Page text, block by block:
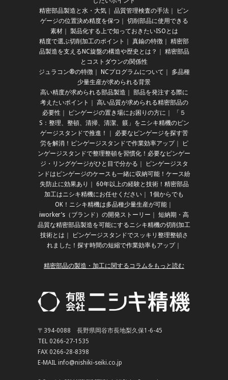
精密部品製造と水・大気
品質管理検査の手法
ピン
ゲージの位置決め精度を保つ
切削部品に使用できる
素材｜ 製品化する上で知っておきたいISOとは
精度で選ぶ切削加工のポイント
真鍮の特徴
精密部
品製造を支えるNC旋盤の構造や歴史とは？
精密部品
とコストダウンの関係性
ジュラコン®の特徴｜ NCプログラムについて
多品種
少量生産が求められる背景
高い精度が求められる部品製造
部品を発注する際に
考えたいポイント
高い品質が求められる精密部品の
必要性
ピンゲージの置き場にお困りの方に
「５
S：整理、整頓、清掃、清潔、躾」をニシキ精機のピン
ゲージスタンドで推進！
必要なピンゲージを探す苦
労を解消！ピンゲージスタンドで作業効率アップ｜
ピ
ンゲージスタンドで整理整頓を習慣化！必要なピンゲー
ジ・リングゲージがひと目で分かる
ピンゲージスタ
ンドはピンゲージのケースも一緒に収納可能！ケース紛
失防止に効果あり
60年以上の経験と技術！精密部品
加工はニシキ精機にお任せください
1個からでも
OK！ニシキ精機は多品種少量生産が可能
iworker’s（ブランド）の開発ストーリー
短納期・高
品質な精密部品製造を可能にするニシキ精機の切削加工
技術とは
ピンゲージスタンドでスッキリ整理整頓さ
れました！探す時間の短縮で作業効率もアップ｜
精密部品の製造・加工に関するコラムをもっと読む
〒394-0088 長野県岡谷市長地梨久保1-6-45
TEL 0266-27-1535
FAX 0266-28-8398
E-MAIL info@nishiki-seiki.co.jp